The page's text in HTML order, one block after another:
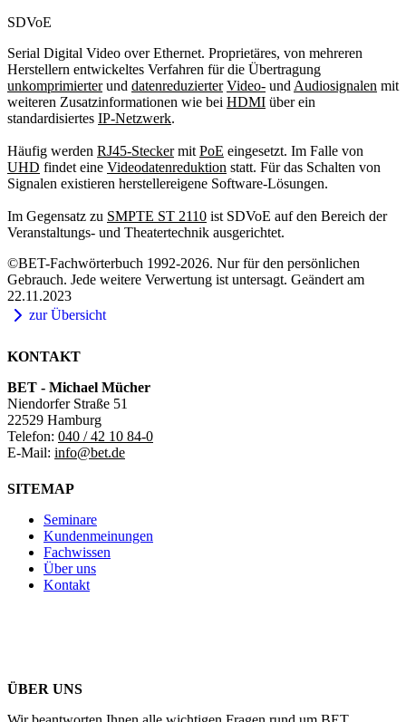
SDVoE
Serial Digital Video over Ethernet. Proprietäres, von mehreren
Herstellern entwickeltes Verfahren für die Übertragung
unkomprimierterund datenreduzierter Video- und Audiosignalen mit
weiteren Zusatzinformationen wie bei HDMI über ein
standardisiertes IP-Netzwerk.
Häufig werden RJ45-Steckermit PoE eingesetzt. Im Falle von
UHD findet eine Videodatenreduktion statt. Für das Schalten von
Signalen existieren herstellereigene Software-Lösungen.
Im Gegensatz zu SMPTE ST 2110 ist SDVoE auf den Bereich der
Veranstaltungs- und Theatertechnik ausgerichtet.
©BET-Fachwörterbuch 1992-2026. Nur für den persönlichen
Gebrauch. Jede weitere Verwertung ist untersagt. Geändert am
22.11.2023
zur Übersicht
KONTAKT
BET - Michael Mücher
Niendorfer Straße 51
22529 Hamburg
Telefon: 040 / 42 10 84-0
E-Mail: info@bet.de
SITEMAP
Seminare
Kundenmeinungen
Fachwissen
Über uns
Kontakt
ÜBER UNS